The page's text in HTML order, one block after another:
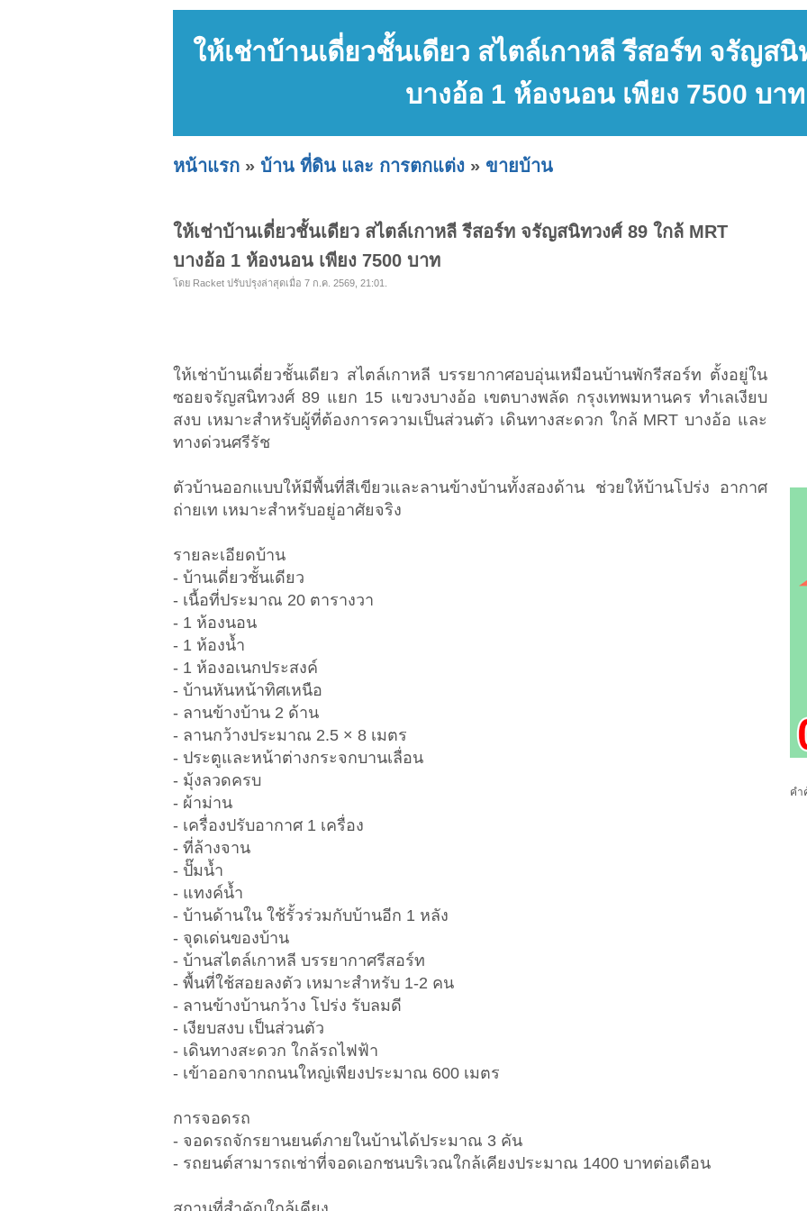
ให้เช่าบ้านเดี่ยวชั้นเดียว สไตล์เกาหลี รีสอร์ท จรัญสนิ
บางอ้อ 1 ห้องนอน เพียง 7500 บาท
หน้าแรก » บ้าน ที่ดิน และ การตกแต่ง » ขายบ้าน
ให้เช่าบ้านเดี่ยวชั้นเดียว สไตล์เกาหลี รีสอร์ท จรัญสนิทวงศ์ 89 ใกล้ MRT
บางอ้อ 1 ห้องนอน เพียง 7500 บาท
โดย Racket ปรับปรุงล่าสุดเมื่อ 7 ก.ค. 2569, 21:01.
ให้เช่าบ้านเดี่ยวชั้นเดียว สไตล์เกาหลี บรรยากาศอบอุ่นเหมือนบ้านพักรีสอร์ท ตั้งอยู่ใน
ซอยจรัญสนิทวงศ์ 89 แยก 15 แขวงบางอ้อ เขตบางพลัด กรุงเทพมหานคร ทำเลเงียบ
สงบ เหมาะสำหรับผู้ที่ต้องการความเป็นส่วนตัว เดินทางสะดวก ใกล้ MRT บางอ้อ และ
ทางด่วนศรีรัช
ตัวบ้านออกแบบให้มีพื้นที่สีเขียวและลานข้างบ้านทั้งสองด้าน ช่วยให้บ้านโปร่ง อากาศ
ถ่ายเท เหมาะสำหรับอยู่อาศัยจริง
รายละเอียดบ้าน
- บ้านเดี่ยวชั้นเดียว
- เนื้อที่ประมาณ 20 ตารางวา
- 1 ห้องนอน
- 1 ห้องน้ำ
- 1 ห้องอเนกประสงค์
- บ้านหันหน้าทิศเหนือ
- ลานข้างบ้าน 2 ด้าน
- ลานกว้างประมาณ 2.5 × 8 เมตร
- ประตูและหน้าต่างกระจกบานเลื่อน
- มุ้งลวดครบ
- ผ้าม่าน
- เครื่องปรับอากาศ 1 เครื่อง
- ที่ล้างจาน
- ปั๊มน้ำ
- แทงค์น้ำ
- บ้านด้านใน ใช้รั้วร่วมกับบ้านอีก 1 หลัง
- จุดเด่นของบ้าน
- บ้านสไตล์เกาหลี บรรยากาศรีสอร์ท
- พื้นที่ใช้สอยลงตัว เหมาะสำหรับ 1-2 คน
- ลานข้างบ้านกว้าง โปร่ง รับลมดี
- เงียบสงบ เป็นส่วนตัว
- เดินทางสะดวก ใกล้รถไฟฟ้า
- เข้าออกจากถนนใหญ่เพียงประมาณ 600 เมตร
การจอดรถ
- จอดรถจักรยานยนต์ภายในบ้านได้ประมาณ 3 คัน
- รถยนต์สามารถเช่าที่จอดเอกชนบริเวณใกล้เคียงประมาณ 1400 บาทต่อเดือน
คำ